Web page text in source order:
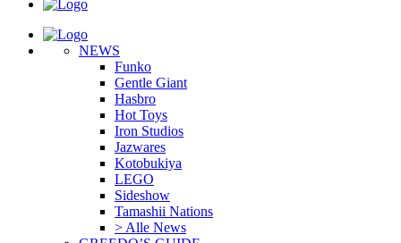
NEWS
Funko
Gentle Giant
Hasbro
Hot Toys
Iron Studios
Jazwares
Kotobukiya
LEGO
Sideshow
Tamashii Nations
> Alle News